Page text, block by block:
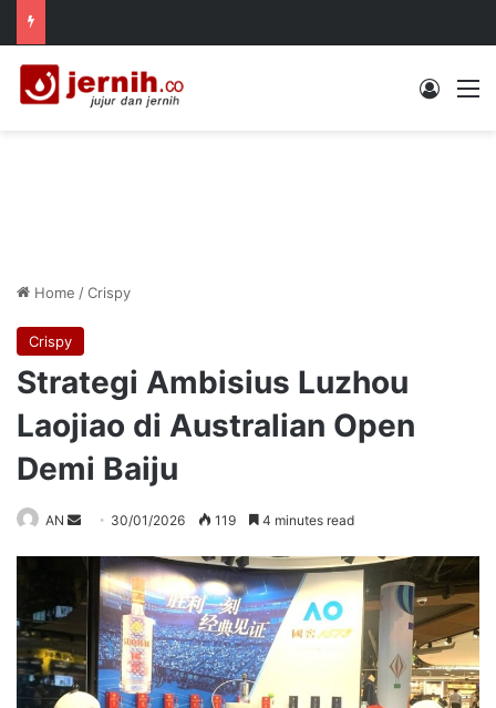
Log In
Home /Crispy
Crispy
Strategi Ambisius Luzhou
Laojiao di Australian Open
Demi Baiju
AN
Send
email
30/01/2026 119 4 minutes read